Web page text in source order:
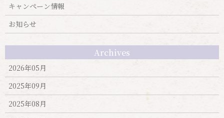
キャンぺーン情報
お知らせ
Archives
2026年05月
2025年09月
2025年08月